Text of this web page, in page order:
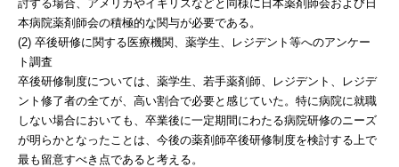
討する場合、アメリカやイギリスなどと同様に日本薬剤師会および日
本病院薬剤師会の積極的な関与が必要である。
(2) 卒後研修に関する医療機関、薬学生、レジデント等へのアンケー
ト調査
卒後研修制度については、薬学生、若手薬剤師、レジデント、レジデ
ント修了者の全てが、高い割合で必要と感じていた。特に病院に就職
しない場合においても、卒業後に一定期間にわたる病院研修のニーズ
が明らかとなったことは、今後の薬剤師卒後研修制度を検討する上で
最も留意すべき点であると考える。